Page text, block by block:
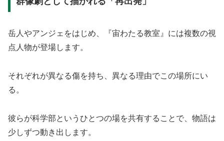
岳人やアンジェをはじめ、『宙わたる教室』には複数の視
点人物が登場します。
それぞれが異なる傷を持ち、異なる理由でこの場所にい
る。
彼らが科学部というひとつの場を共有することで、物語は
少しずつ動き出します。